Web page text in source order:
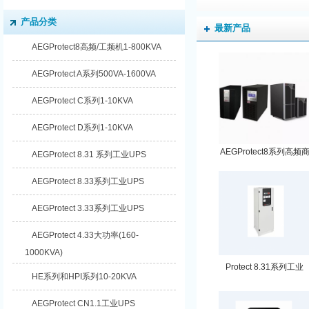
产品分类
AEGProtect8高频/工频机1-800KVA
AEGProtect A系列500VA-1600VA
AEGProtect C系列1-10KVA
AEGProtect D系列1-10KVA
AEGProtect 8.31 系列工业UPS
AEGProtect 8.33系列工业UPS
AEGProtect 3.33系列工业UPS
AEGProtect 4.33大功率(160-
1000KVA)
HE系列和HPI系列10-20KVA
AEGProtect CN1.1工业UPS
最新产品
AEGProtect8系列高频商
Protect 8.31系列工业